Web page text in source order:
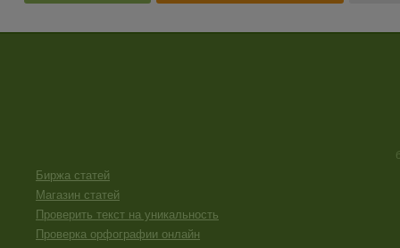
Биржа статей
Магазин статей
Проверить текст на уникальность
Проверка орфографии онлайн